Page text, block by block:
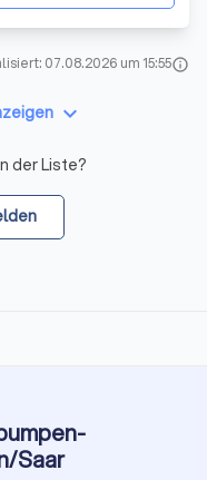
07.08.2026 um 15:55info
keyboard_arrow_down
der Liste?
Saar